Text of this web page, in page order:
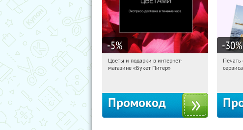
-5%
20:55:04
Получи первым!
Цветы и подарки в интернет-
магазине «Букет Питер»
Промокод
-30%
Печать